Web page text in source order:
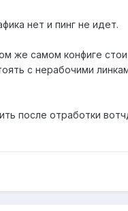
нет и пинг не идет.
же самом конфиге
с нерабочими
после отработки